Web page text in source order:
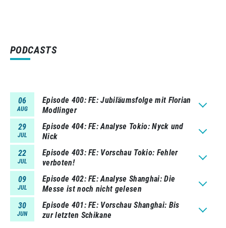
PODCASTS
06
AUG
Episode 400 FE: Jubiläumsfolge mit Florian
Modlinger
29
JUL
Episode 404 FE: Analyse Tokio: Nyck und
Nick
22
JUL
Episode 403 FE: Vorschau Tokio: Fehler
verboten!
09
JUL
Episode 402 FE: Analyse Shanghai: Die
Messe ist noch nicht gelesen
30
JUN
Episode 401 FE: Vorschau Shanghai: Bis
zur letzten Schikane